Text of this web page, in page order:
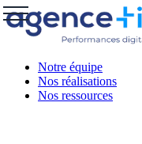
Notre équipe
Nos réalisations
Nos ressources